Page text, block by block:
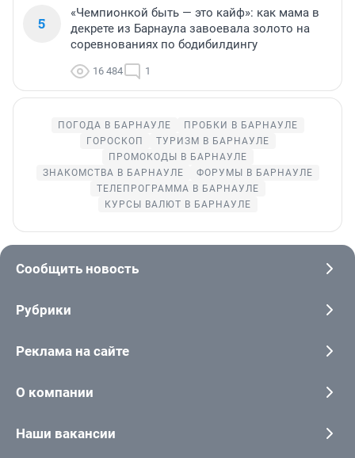
5
«Чемпионкой быть — это кайф»: как мама в
декрете из Барнаула завоевала золото на
соревнованиях по бодибилдингу
16 484 1
ПОГОДА В БАРНАУЛЕ
ПРОБКИ В БАРНАУЛЕ
ГОРОСКОП
ТУРИЗМ В БАРНАУЛЕ
ПРОМОКОДЫ В БАРНАУЛЕ
ЗНАКОМСТВА В БАРНАУЛЕ
ФОРУМЫ В БАРНАУЛЕ
ТЕЛЕПРОГРАММА В БАРНАУЛЕ
КУРСЫ ВАЛЮТ В БАРНАУЛЕ
Сообщить новость
Рубрики
Реклама на сайте
О компании
Наши вакансии